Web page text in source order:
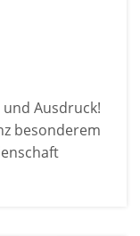
Ausdruck!
besonderem